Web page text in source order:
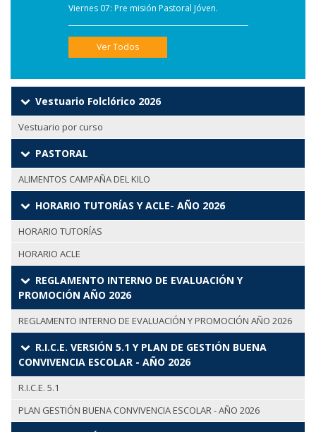
Viernes 07: Pre misión Pastoral Jóven.
Ver Todos
Vestuario Folclórico 2026
Vestuario por curso
PASTORAL
ALIMENTOS CAMPAÑA DEL KILO
HORARIO TUTORÍAS Y ACLE- AÑO 2026
HORARIO TUTORÍAS
HORARIO ACLE
REGLAMENTO INTERNO DE EVALUACIÓN Y
PROMOCIÓN AÑO 2026
REGLAMENTO INTERNO DE EVALUACIÓN Y PROMOCIÓN AÑO 2026
R.I.C.E. VERSIÓN 5.1 Y PLAN DE GESTIÓN BUENA
CONVIVENCIA ESCOLAR - AÑO 2026
R.I.C.E. 5.1
PLAN GESTIÓN BUENA CONVIVENCIA ESCOLAR - AÑO 2026